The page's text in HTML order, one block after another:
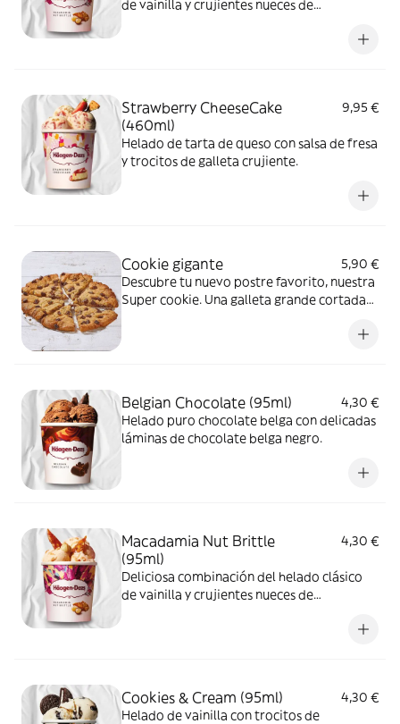
de vainilla y crujientes nueces de
Strawberry CheeseCake
(460ml)
9,95 €
Helado de tarta de queso con salsa de fresa
y trocitos de galleta crujiente.
Cookie gigante
5,90 €
Descubre tu nuevo postre favorito, nuestra
Super cookie. Una galleta grande cortada
Belgian Chocolate (95ml)
4,30 €
Helado puro chocolate belga con delicadas
láminas de chocolate belga negro.
Macadamia Nut Brittle
(95ml)
4,30 €
Deliciosa combinación del helado clásico
de vainilla y crujientes nueces de
Cookies & Cream (95ml)
4,30 €
Helado de vainilla con trocitos de